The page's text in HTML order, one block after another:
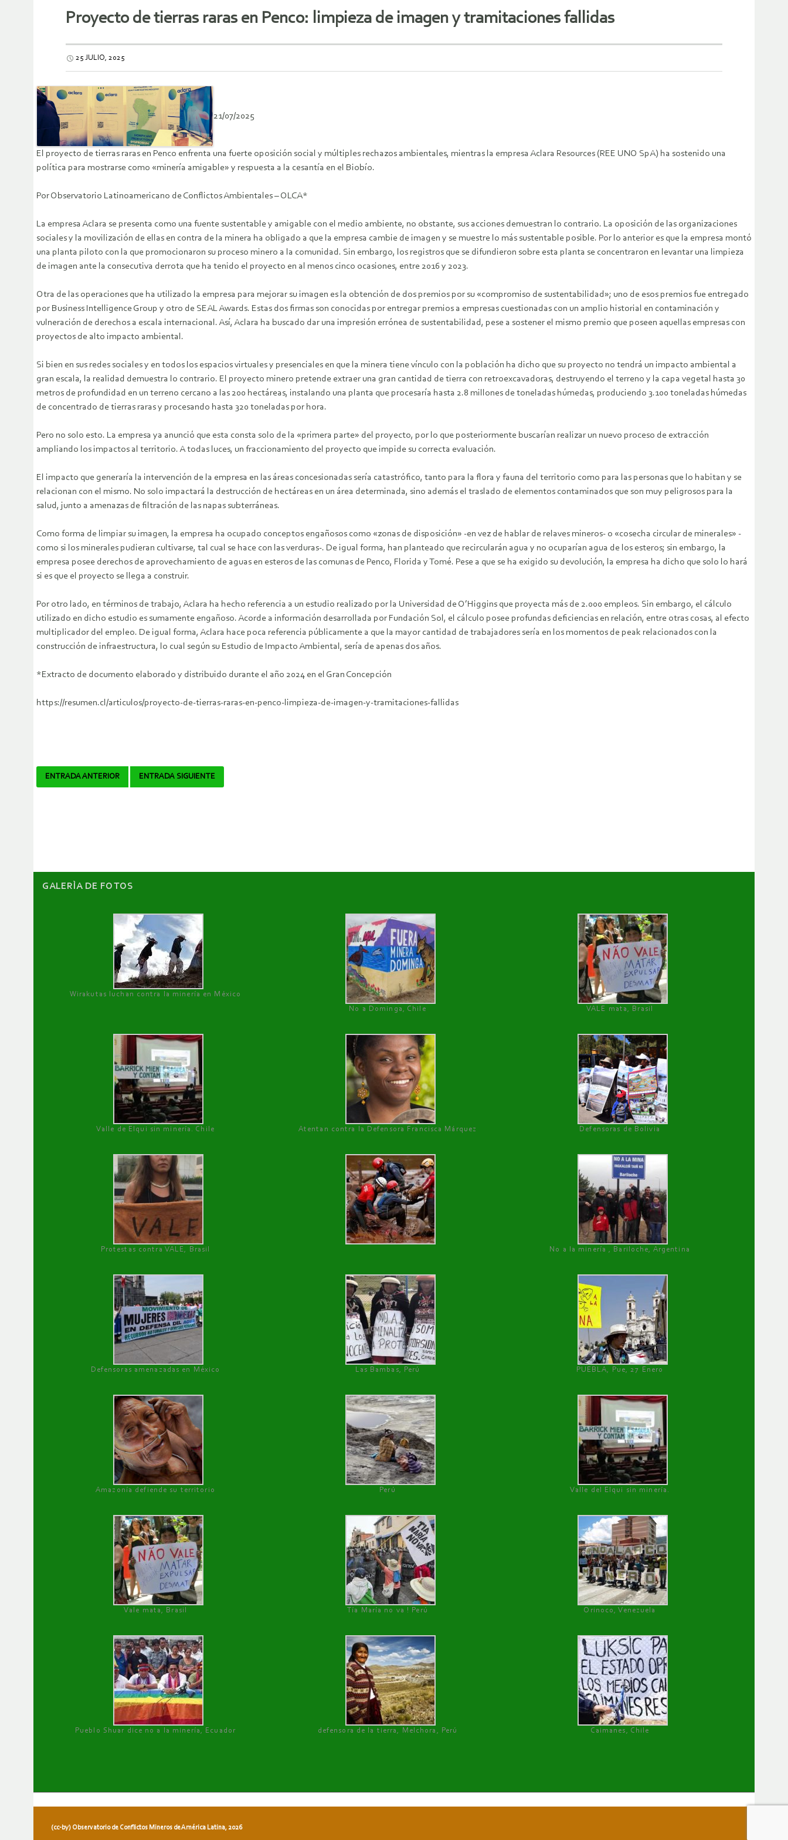
Proyecto de tierras raras en Penco: limpieza de imagen y tramitaciones fallidas
25 JULIO, 2025
21/07/2025
El proyecto de tierras raras en Penco enfrenta una fuerte oposición social y múltiples rechazos ambientales, mientras la empresa Aclara Resources (REE UNO SpA) ha sostenido una
política para mostrarse como «minería amigable» y respuesta a la cesantía en el Biobío.
Por Observatorio Latinoamericano de Conflictos Ambientales – OLCA*
La empresa Aclara se presenta como una fuente sustentable y amigable con el medio ambiente, no obstante, sus acciones demuestran lo contrario. La oposición de las organizaciones
sociales y la movilización de ellas en contra de la minera ha obligado a que la empresa cambie de imagen y se muestre lo más sustentable posible. Por lo anterior es que la empresa montó
una planta piloto con la que promocionaron su proceso minero a la comunidad. Sin embargo, los registros que se difundieron sobre esta planta se concentraron en levantar una limpieza
de imagen ante la consecutiva derrota que ha tenido el proyecto en al menos cinco ocasiones, entre 2016 y 2023.
Otra de las operaciones que ha utilizado la empresa para mejorar su imagen es la obtención de dos premios por su «compromiso de sustentabilidad»; uno de esos premios fue entregado
por Business Intelligence Group y otro de SEAL Awards. Estas dos firmas son conocidas por entregar premios a empresas cuestionadas con un amplio historial en contaminación y
vulneración de derechos a escala internacional. Así, Aclara ha buscado dar una impresión errónea de sustentabilidad, pese a sostener el mismo premio que poseen aquellas empresas con
proyectos de alto impacto ambiental.
Si bien en sus redes sociales y en todos los espacios virtuales y presenciales en que la minera tiene vínculo con la población ha dicho que su proyecto no tendrá un impacto ambiental a
gran escala, la realidad demuestra lo contrario. El proyecto minero pretende extraer una gran cantidad de tierra con retroexcavadoras, destruyendo el terreno y la capa vegetal hasta 30
metros de profundidad en un terreno cercano a las 200 hectáreas, instalando una planta que procesaría hasta 2.8 millones de toneladas húmedas, produciendo 3.100 toneladas húmedas
de concentrado de tierras raras y procesando hasta 320 toneladas por hora.
Pero no solo esto. La empresa ya anunció que esta consta solo de la «primera parte» del proyecto, por lo que posteriormente buscarían realizar un nuevo proceso de extracción
ampliando los impactos al territorio. A todas luces, un fraccionamiento del proyecto que impide su correcta evaluación.
El impacto que generaría la intervención de la empresa en las áreas concesionadas sería catastrófico, tanto para la flora y fauna del territorio como para las personas que lo habitan y se
relacionan con el mismo. No solo impactará la destrucción de hectáreas en un área determinada, sino además el traslado de elementos contaminados que son muy peligrosos para la
salud, junto a amenazas de filtración de las napas subterráneas.
Como forma de limpiar su imagen, la empresa ha ocupado conceptos engañosos como «zonas de disposición» -en vez de hablar de relaves mineros- o «cosecha circular de minerales» -
como si los minerales pudieran cultivarse, tal cual se hace con las verduras-. De igual forma, han planteado que recircularán agua y no ocuparían agua de los esteros; sin embargo, la
empresa posee derechos de aprovechamiento de aguas en esteros de las comunas de Penco, Florida y Tomé. Pese a que se ha exigido su devolución, la empresa ha dicho que solo lo hará
si es que el proyecto se llega a construir.
Por otro lado, en términos de trabajo, Aclara ha hecho referencia a un estudio realizado por la Universidad de O’Higgins que proyecta más de 2.000 empleos. Sin embargo, el cálculo
utilizado en dicho estudio es sumamente engañoso. Acorde a información desarrollada por Fundación Sol, el cálculo posee profundas deficiencias en relación, entre otras cosas, al efecto
multiplicador del empleo. De igual forma, Aclara hace poca referencia públicamente a que la mayor cantidad de trabajadores sería en los momentos de peak relacionados con la
construcción de infraestructura, lo cual según su Estudio de Impacto Ambiental, sería de apenas dos años.
*Extracto de documento elaborado y distribuido durante el año 2024 en el Gran Concepción
https://resumen.cl/articulos/proyecto-de-tierras-raras-en-penco-limpieza-de-imagen-y-tramitaciones-fallidas
Navegador
ENTRADA ANTERIOR ENTRADA SIGUIENTE
GALERÌA DE FOTOS
Wirakutas luchan contra la minería en México
No a Dominga, Chile
VALE mata, Brasil
Valle de Elqui sin minería. Chile Atentan contra la Defensora Francisca Márquez Defensoras de Bolivia
Protestas contra VALE, Brasil No a la minería , Bariloche, Argentina
Defensoras amenazadas en México Las Bambas, Perú PUEBLA, Pue, 27 Enero
Amazonía defiende su territorio Perú Valle del Elqui sin minería.
Vale mata, Brasil Tía María no va ! Perú Orinoco, Venezuela
Pueblo Shuar dice no a la minería, Ecuador defensora de la tierra, Melchora, Perú Caimanes, Chile
(cc-by) Observatorio de Conflictos Mineros de América Latina, 2026